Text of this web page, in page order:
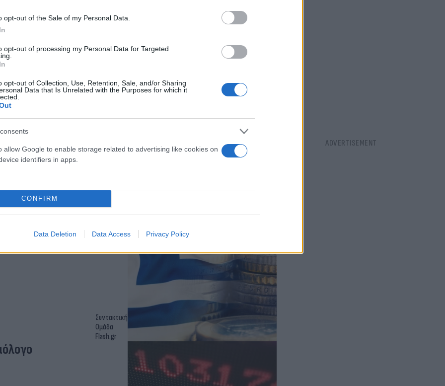
opt-out of the Sale of my Personal Data.
opt-out of processing my Personal Data for Targeted
opt-out of Collection, Use, Retention, Sale, and/or Sharing
Data that Is Unrelated with the Purposes for which it
allow Google to enable storage related to advertising like cookies on
identifiers in apps.
CONFIRM
Data Deletion Data Access Privacy Policy
στη δημοπρασία
ζήτησης και
αγοράς
Flash.gr
ομόλογο με αρχικό
Συντακτική
Ομάδα
Flash.gr